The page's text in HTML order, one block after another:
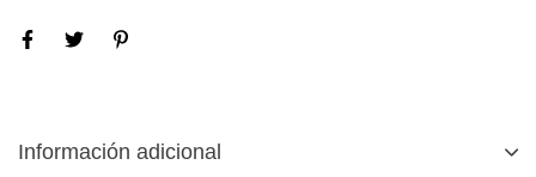
Información adicional